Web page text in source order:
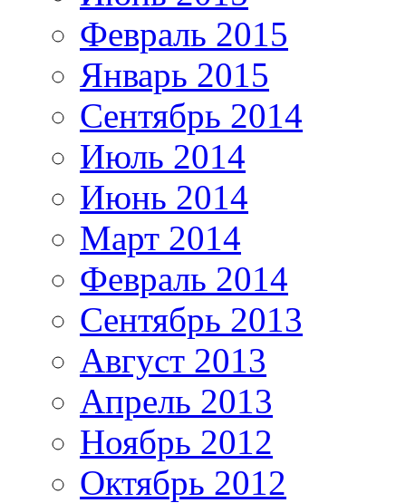
Февраль 2015
Январь 2015
Сентябрь 2014
Июль 2014
Июнь 2014
Март 2014
Февраль 2014
Сентябрь 2013
Август 2013
Апрель 2013
Ноябрь 2012
Октябрь 2012